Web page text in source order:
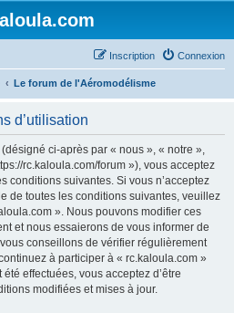
Connexion
Inscription
Le forum de l'Aéromodélisme
d’utilisation
ci-après par « nous », « notre »,
rc.kaloula.com/forum »), vous acceptez
conditions suivantes. Si vous n’acceptez
de toutes les conditions suivantes, veuillez
». Nous pouvons modifier ces
et nous essaierons de vous informer de
conseillons de vérifier régulièrement
à participer à « rc.kaloula.com »
effectuées, vous acceptez d’être
modifiées et mises à jour.